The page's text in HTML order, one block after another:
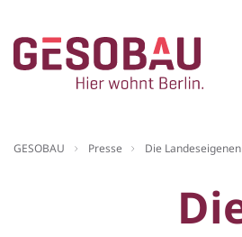
ZUM HAUPTINHALT SPRINGEN
Zur Startseite
GESOBAU Presse Die